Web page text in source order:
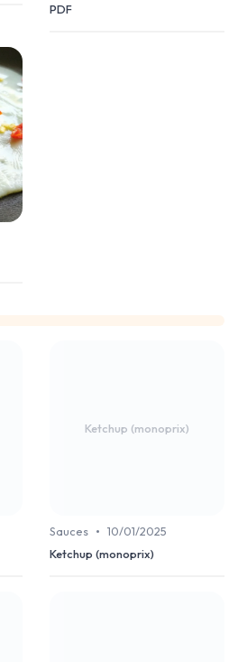
PDF
Ketchup (monoprix)
Sauces • 10/01/2025
Ketchup (monoprix)